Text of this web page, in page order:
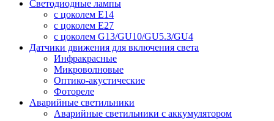
Светодиодные лампы
с цоколем E14
с цоколем E27
с цоколем G13/GU10/GU5.3/GU4
Датчики движения для включения света
Инфракрасные
Микроволновые
Оптико-акустические
Фотореле
Аварийные светильники
Аварийные светильники с аккумулятором